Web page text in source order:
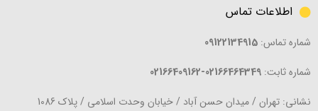
اطلاعات تماس
شماره تماس: 09122134915
شماره ثابت: 02166464349-02166409162
نشانی: تهران / میدان حسن آباد / خیابان وحدت اسلامی / پلاک 1086